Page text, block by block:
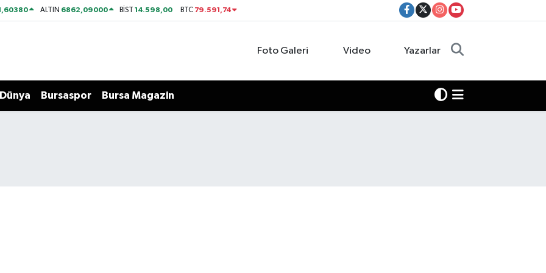
ALTIN 6862,09000 BİST14.598,00 BTC 79.591,74
Foto Galeri Video Yazarlar
Dünya Bursaspor Bursa Magazin